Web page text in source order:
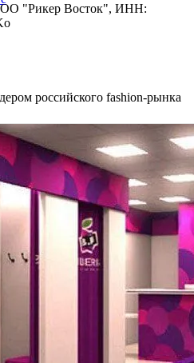
"Рикер Восток", ИНН:
российского fashion-рынка